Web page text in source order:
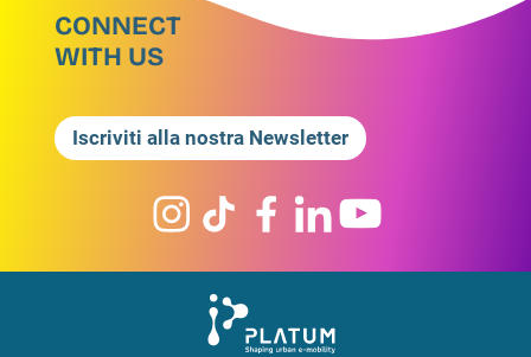
CONNECT
WITH US
Iscriviti alla nostra Newsletter